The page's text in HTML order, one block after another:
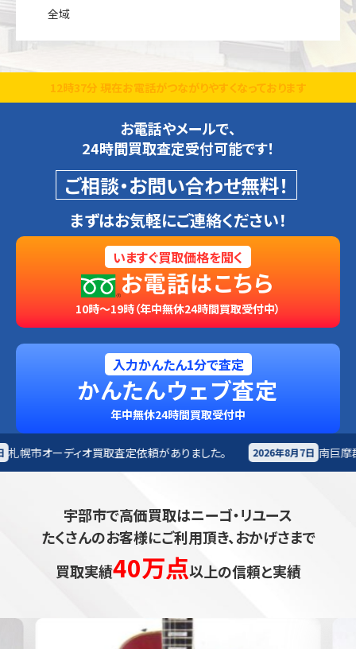
全域
12時37分 現在お電話がつながりやすくなっております
お電話やメールで、
24時間買取査定受付可能です！
ご相談・お問い合わせ無料！
まずはお気軽にご連絡ください！
いますぐ買取価格を聞く
お電話はこちら
10時～19時（年中無休24時間買取受付中）
入力かんたん1分で査定
かんたんウェブ査定
年中無休24時間買取受付中
がありました。 2026年8月7日 南巨摩郡早川町 オーディオ買取査定
宇部市で高価買取はニーゴ・リユース
たくさんのお客様にご利用頂き、おかげさまで
買取実績40万点以上の信頼と実績